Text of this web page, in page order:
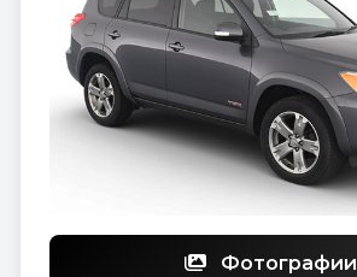
Фотографии